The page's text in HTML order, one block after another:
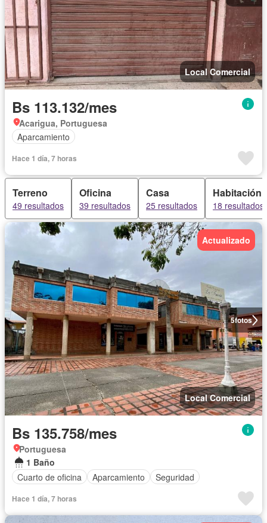
Local Comercial
Bs 113.132/mes
Acarigua, Portuguesa
Aparcamiento
Hace 1 día, 7 horas
Terreno
49 resultados
Oficina
39 resultados
Casa
25 resultados
Habitación
18 resultados
5fotos
Actualizado
Local Comercial
Bs 135.758/mes
Portuguesa
1 Baño
Cuarto de oficina
Aparcamiento Seguridad
Hace 1 día, 7 horas